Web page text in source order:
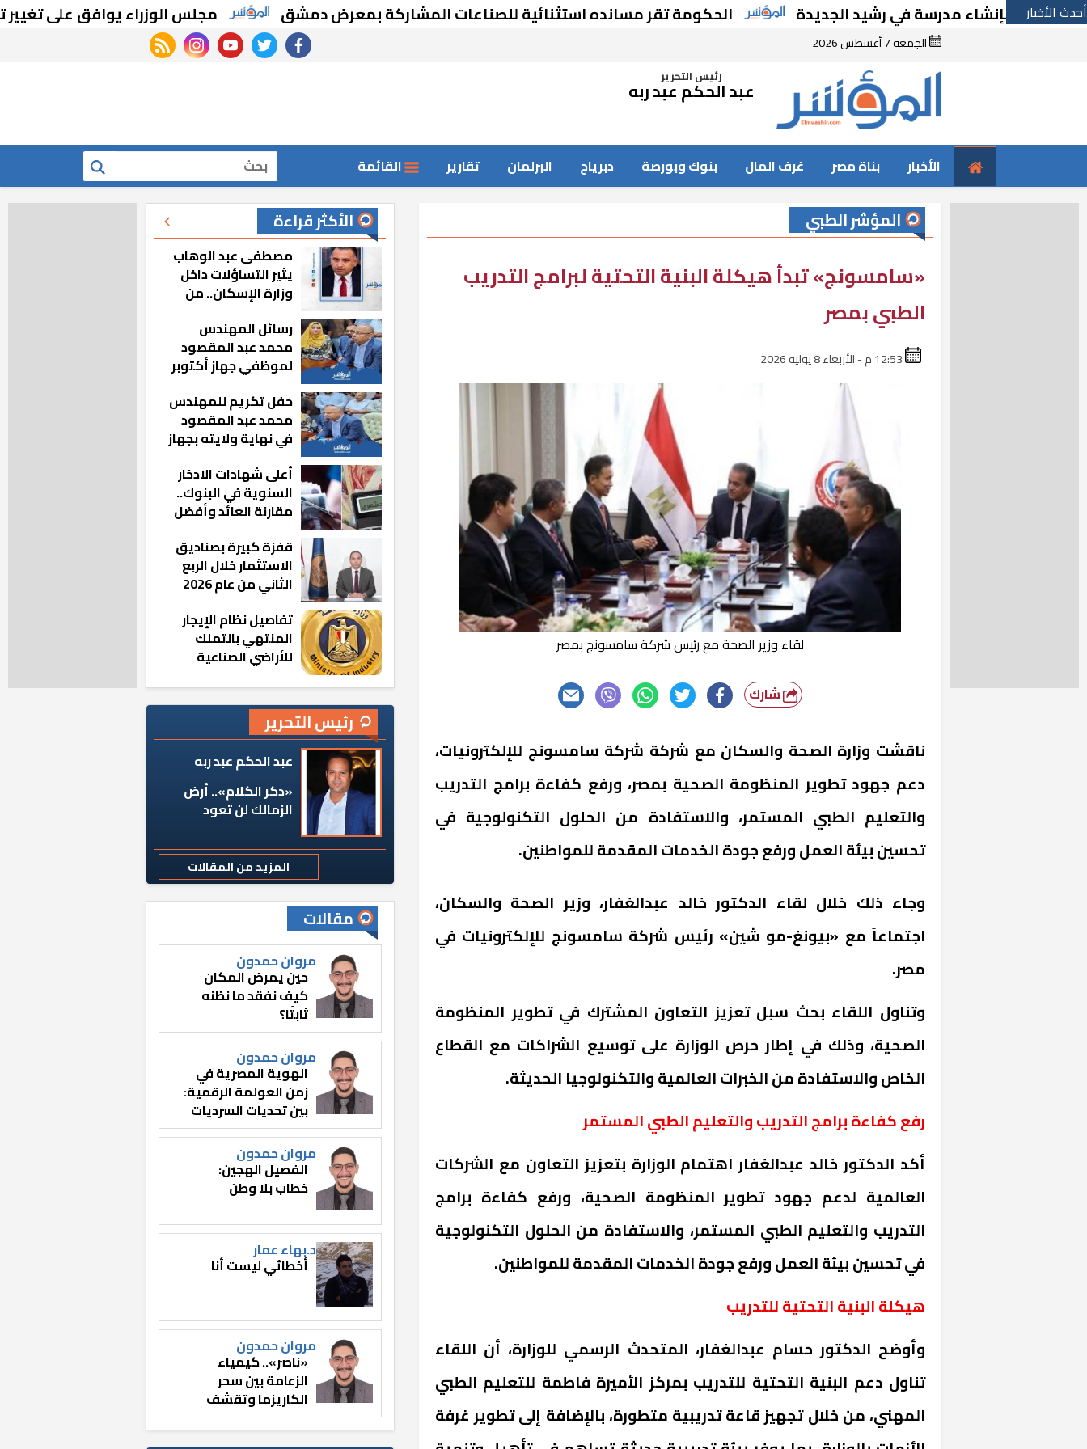
أحدث الأخباربإنشاء مدرسة في رشيد الجديدة الحكومة تقر مسانده استثنائية للصناعات المشاركة بمعرض دمشق مجلس الوزراء يوافق على تغيير
الجمعة 7 أغسطس 2026 facebook
twitter
youtube
instagram
rss feed
رئيس التحرير
عبد الحكم عبد ربه
الأخبار بناة مصر غرف المال بنوك وبورصة دبرياج البرلمان تقارير القائمة بحث
المؤشر الطبي
«سامسونج» تبدأ هيكلة البنية التحتية لبرامج التدريب
الطبي بمصر
لقاء وزير الصحة مع رئيس شركة سامسونج بمصر
شارك
ناقشت وزارة الصحة والسكان مع شركة شركة سامسونج للإلكترونيات،
دعم جهود تطوير المنظومة الصحية بمصر، ورفع كفاءة برامج التدريب
والتعليم الطبي المستمر، والاستفادة من الحلول التكنولوجية في
تحسين بيئة العمل ورفع جودة الخدمات المقدمة للمواطنين.
وجاء ذلك خلال لقاء الدكتور خالد عبدالغفار، وزير الصحة والسكان،
اجتماعاً مع «بيونغ-مو شين» رئيس شركة سامسونج للإلكترونيات في
مصر.
وتناول اللقاء بحث سبل تعزيز التعاون المشترك في تطوير المنظومة
الصحية، وذلك في إطار حرص الوزارة على توسيع الشراكات مع القطاع
الخاص والاستفادة من الخبرات العالمية والتكنولوجيا الحديثة.
رفع كفاءة برامج التدريب والتعليم الطبي المستمر
أكد الدكتور خالد عبدالغفار اهتمام الوزارة بتعزيز التعاون مع الشركات
العالمية لدعم جهود تطوير المنظومة الصحية، ورفع كفاءة برامج
التدريب والتعليم الطبي المستمر، والاستفادة من الحلول التكنولوجية
في تحسين بيئة العمل ورفع جودة الخدمات المقدمة للمواطنين.
هيكلة البنية التحتية للتدريب
وأوضح الدكتور حسام عبدالغفار، المتحدث الرسمي للوزارة، أن اللقاء
تناول دعم البنية التحتية للتدريب بمركز الأميرة فاطمة للتعليم الطبي
المهني، من خلال تجهيز قاعة تدريبية متطورة، بالإضافة إلى تطوير غرفة
الأكثر قراءة
مصطفى عبد الوهاب
يثير التساؤلات داخل
وزارة الإسكان.. من
المناصب؟
رسائل المهندس
محمد عبد المقصود
لموظفي جهاز أكتوبر
مشيت والمدينة
رجعت للخلف»
حفل تكريم للمهندس
محمد عبد المقصود
في نهاية ولايته بجهاز
أعلى شهادات الادخار
السنوية في البنوك..
مقارنة العائد وأفضل
قفزة كبيرة بصناديق
الاستثمار خلال الربع
الثاني من عام 2026
تفاصيل نظام الإيجار
المنتهي بالتملك
للأراضي الصناعية
رئيس التحرير
عبد الحكم عبد ربه
«دكر الكلام».. أرض
الزمالك لن تعود
المزيد من المقالات
مقالات
مروان حمدون
حين يمرض المكان
كيف نفقد ما نظنه
ثابتًا؟
مروان حمدون
الهوية المصرية في
زمن العولمة الرقمية:
بين تحديات السرديات
وصناعة الوعي
مروان حمدون
الفصيل الهجين:
خطاب بلا وطن
د.بهاء عمار
أخطائي ليست أنا
مروان حمدون
«ناصر».. كيمياء
الزعامة بين سحر
الكاريزما وتقشف
الثائر